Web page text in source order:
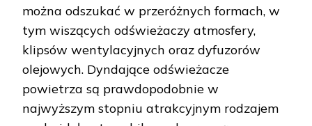
można odszukać w przeróżnych formach, w
tym wiszących odświeżaczy atmosfery,
klipsów wentylacyjnych oraz dyfuzorów
olejowych. Dyndające odświeżacze
powietrza są prawdopodobnie w
najwyższym stopniu atrakcyjnym rodzajem